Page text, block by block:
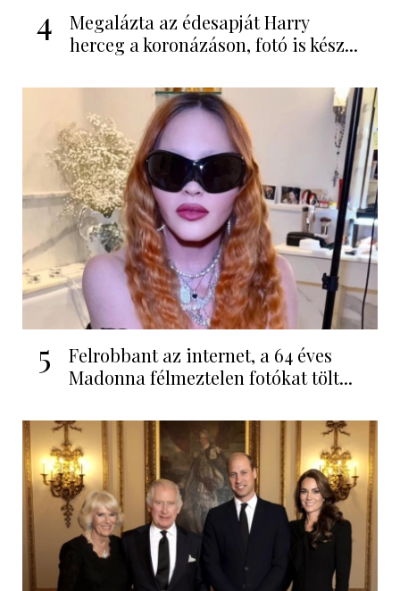
4
Megalázta az édesapját Harry
herceg a koronázáson, fotó is kész...
5
Felrobbant az internet, a 64 éves
Madonna félmeztelen fotókat tölt...